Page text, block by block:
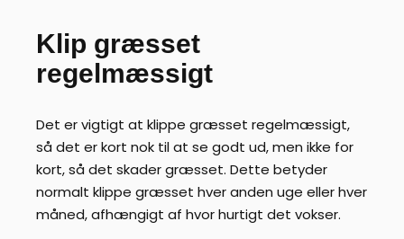
Klip græsset
regelmæssigt
Det er vigtigt at klippe græsset regelmæssigt,
så det er kort nok til at se godt ud, men ikke for
kort, så det skader græsset. Dette betyder
normalt klippe græsset hver anden uge eller hver
måned, afhængigt af hvor hurtigt det vokser.